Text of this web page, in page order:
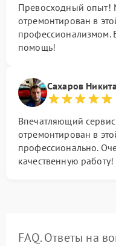
Превосходный опыт!
отремонтирован в
профессионализмом.
помощь!
Сахаров Никита
Впечатляющий
отремонтирован в
профессионально.
качественную работу!
FAQ. Ответы на